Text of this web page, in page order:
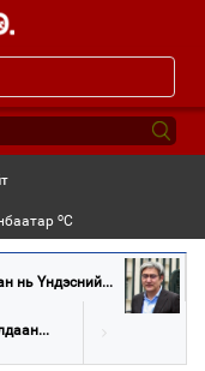
oC
нь Үндэсний...